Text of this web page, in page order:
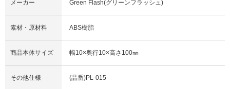
メーカー Green Flash(グリーンフラッシュ)
素材・原材料 ABS樹脂
商品本体サイズ 幅10×奥行10×高さ100㎜
その他仕様 (品番)PL-015